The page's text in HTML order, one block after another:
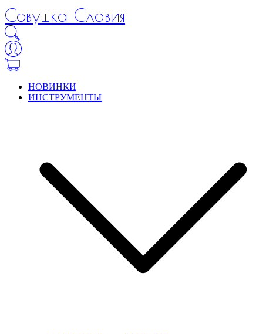
Совушка Славия
НОВИНКИ
ИНСТРУМЕНТЫ